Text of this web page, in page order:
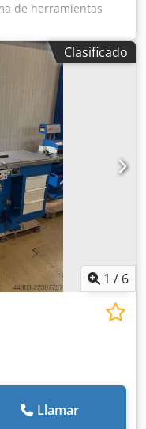
de herramientas
D, diámetro 88,9
para las
280 kN (28
350 mm Guía
Dwodpfx
con indicador digital
kg
Clasificado
1 / 6
Llamar